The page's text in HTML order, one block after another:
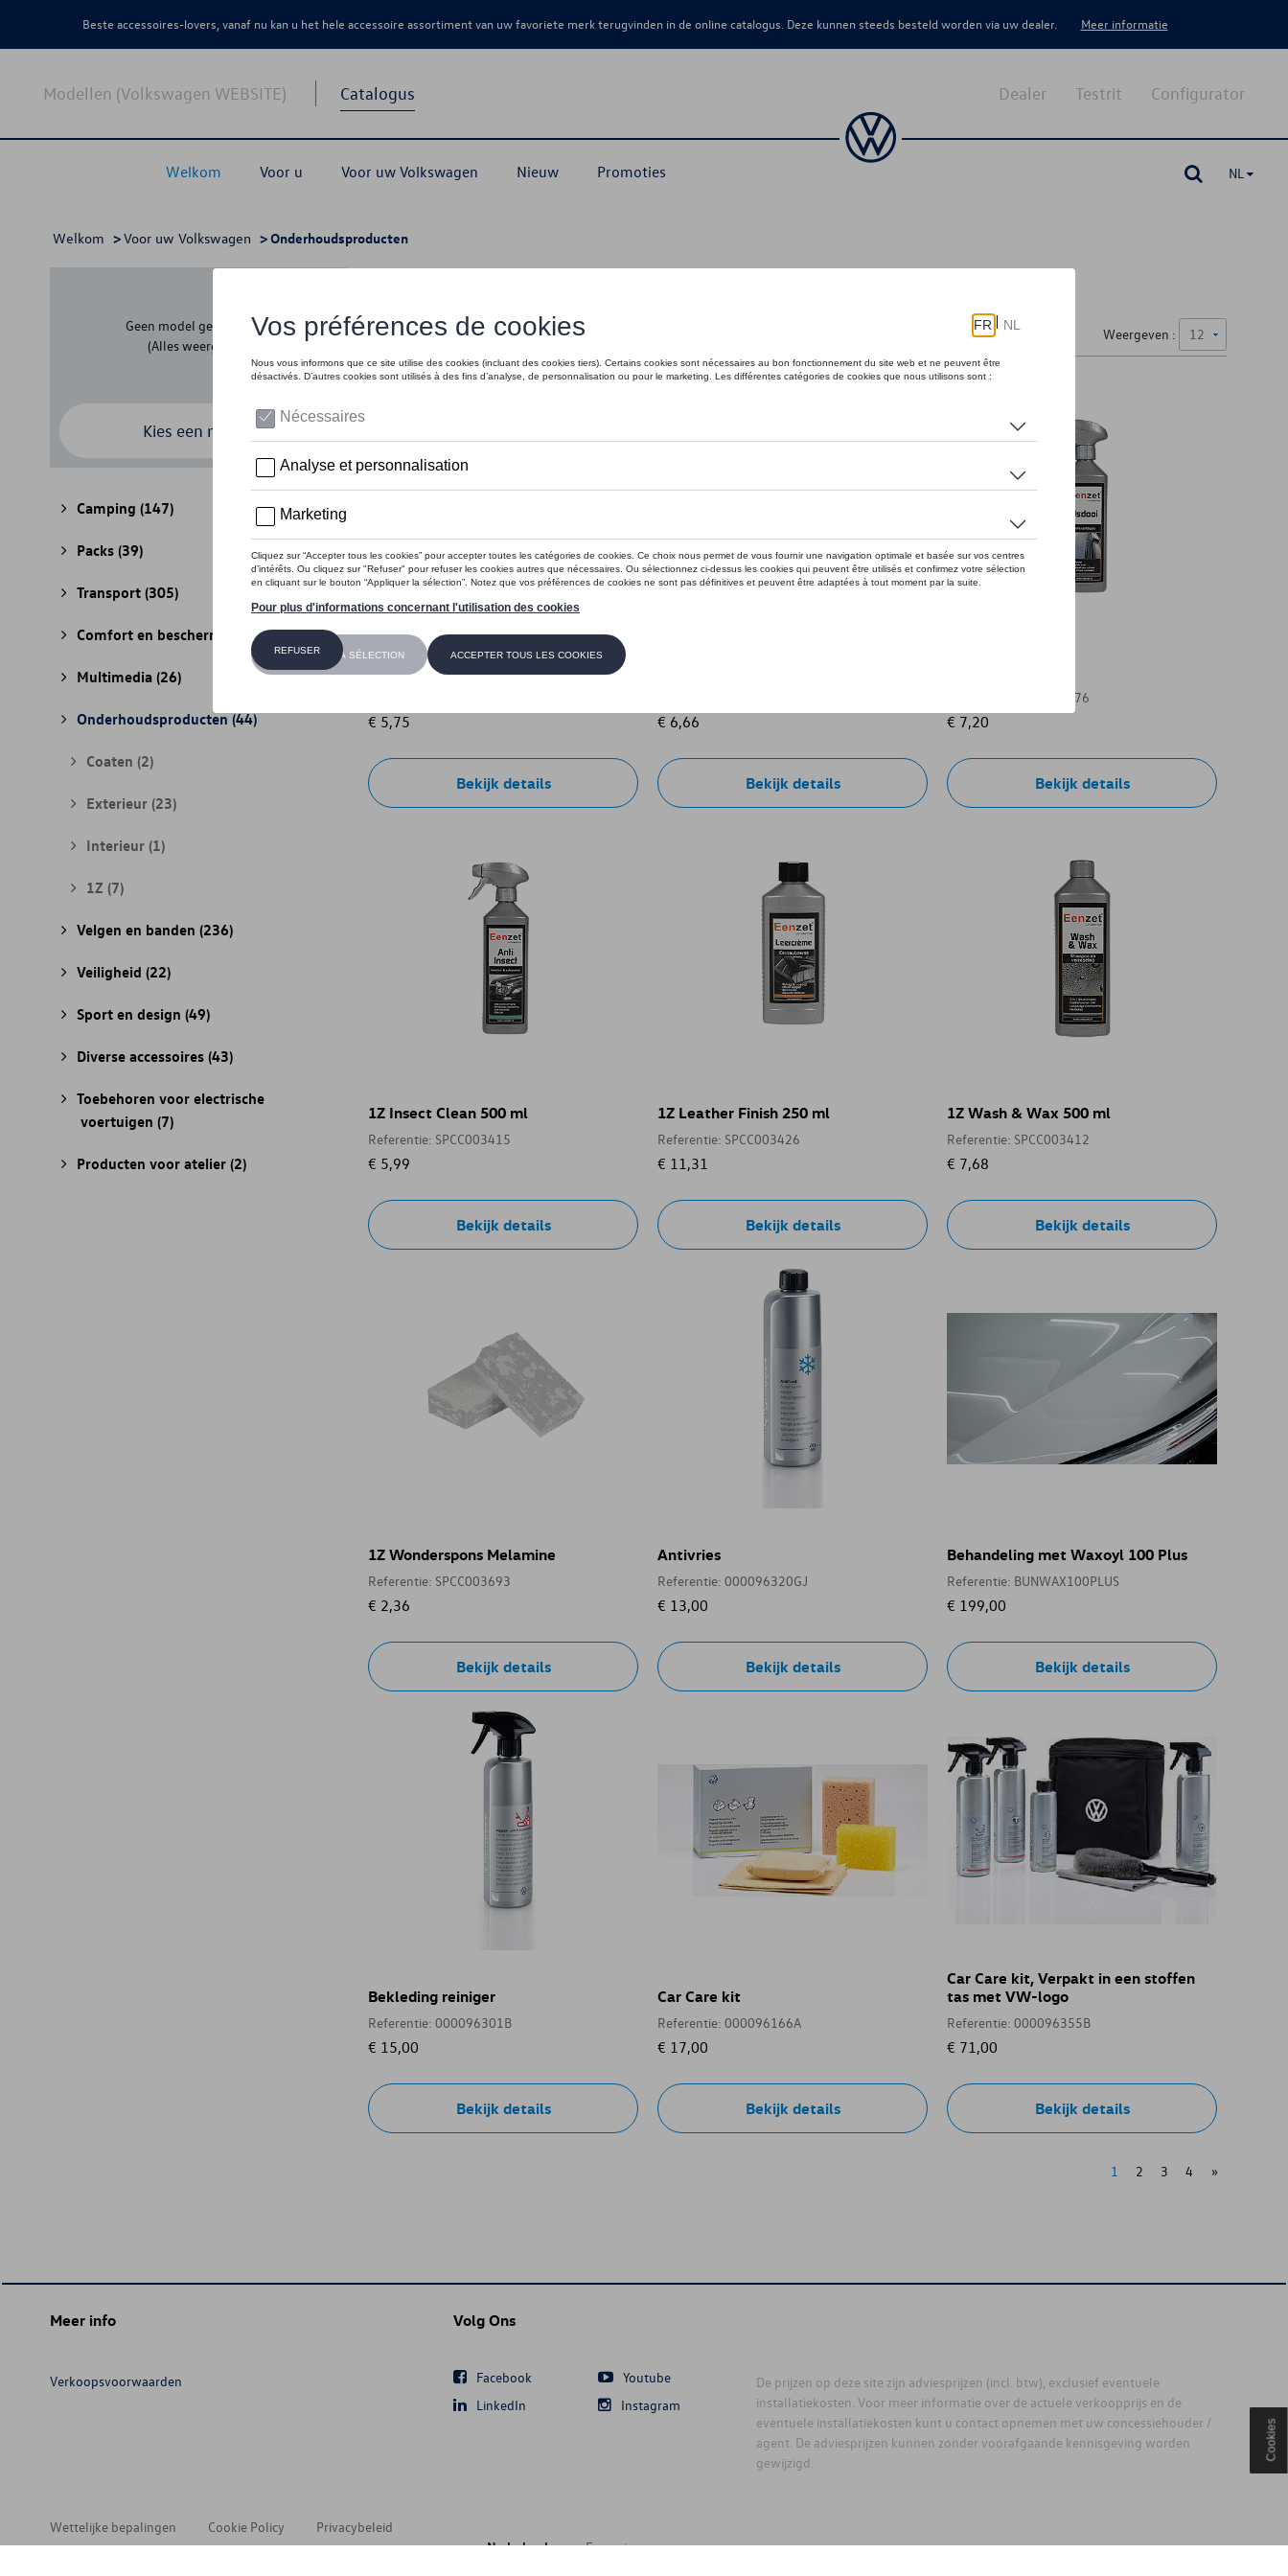
Beste accessoires-lovers, vanaf nu kan u het hele accessoire assortiment van uw favoriete merk terugvinden in de online catalogus. Deze kunnen steeds besteld worden via uw dealer. Meer informatie
Modellen (Volkswagen WEBSITE) Catalogus
Welkom Voor u Voor uw Volkswagen Nieuw Promoties
Configurator
Testrit
Dealer
NL
Welkom >Voor uw Volkswagen > Onderhoudsproducten
Geen model geselecteerd
(Alles weergeven)
Kies een model
Camping (147)
Packs (39)
Transport (305)
Comfort en bescherming (841)
Multimedia (26)
Onderhoudsproducten(44)
Coaten (2)
Exterieur (23)
Interieur (1)
1Z (7)
Velgen en banden (236)
Veiligheid (22)
Sport en design (49)
Diverse accessoires (43)
Toebehoren voor electrische
voertuigen (7)
Producten voor atelier (2)
Weergeven :
1Z Autoparfum Magic Mystery 100ml
€ 5,75
Bekijk details
€ 6,66
Bekijk details
Referentie: SPCC003576
€ 7,20
Bekijk details
1Z Insect Clean 500 ml
Referentie: SPCC003415
€ 5,99
Bekijk details
1Z Leather Finish 250 ml
Referentie: SPCC003426
€ 11,31
Bekijk details
1Z Wash & Wax 500 ml
Referentie: SPCC003412
€ 7,68
Bekijk details
1Z Wonderspons Melamine
Referentie: SPCC003693
€ 2,36
Bekijk details
Antivries
Referentie: 000096320GJ
€ 13,00
Bekijk details
Behandeling met Waxoyl 100 Plus
Referentie: BUNWAX100PLUS
€ 199,00
Bekijk details
Bekleding reiniger
Referentie: 000096301B
€ 15,00
Bekijk details
Car Care kit
Referentie: 000096166A
€ 17,00
Bekijk details
Car Care kit, Verpakt in een stoffen
tas met VW-logo
Referentie: 000096355B
€ 71,00
Bekijk details
1 2 3 4 »
Meer info
Verkoopsvoorwaarden
Volg Ons
Facebook
Youtube
LinkedIn
Instagram
De prijzen op deze site zijn adviesprijzen (incl. btw), exclusief eventuele
installatiekosten. Voor meer informatie over de actuele verkoopprijs en de
eventuele installatiekosten kunt u contact opnemen met uw concessiehouder /
agent. De adviesprijzen kunnen zonder voorafgaande kennisgeving worden
gewijzigd.
Wettelijke bepalingen Cookie Policy
Privacybeleid
Nederlands
Français
Cookies